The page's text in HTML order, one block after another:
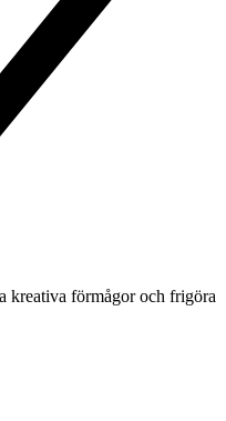
kreativa förmågor och frigöra